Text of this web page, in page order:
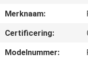
Merknaam:
Certificering:
Modelnummer: